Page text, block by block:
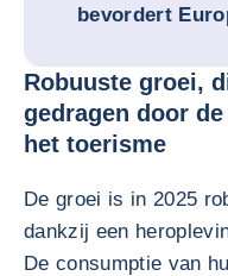
bevordert
Robuuste groei,
gedragen door
het toerisme
De groei is in 2025
dankzij een
De consumptie van